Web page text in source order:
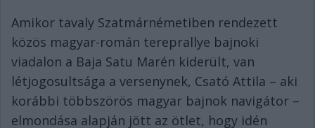
Amikor tavaly Szatmárnémetiben rendezett
közös magyar-román tereprallye bajnoki
viadalon a Baja Satu Marén kiderült, van
létjogosultsága a versenynek, Csató Attila – aki
korábbi többszörös magyar bajnok navigátor –
elmondása alapján jött az ötlet, hogy idén